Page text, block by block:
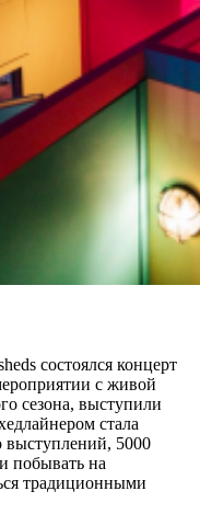
состоялся концерт
с живой
сезона, выступили
стала
5000
побывать на
традиционными